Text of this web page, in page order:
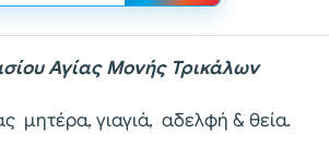
Αγίας Μονής Τρικάλων
μητέρα, γιαγιά, αδελφή & θεία.